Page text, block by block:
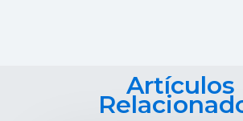
Artículos